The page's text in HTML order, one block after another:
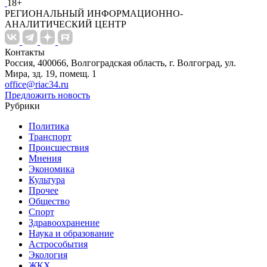
18+
РЕГИОНАЛЬНЫЙ ИНФОРМАЦИОННО-
АНАЛИТИЧЕСКИЙ ЦЕНТР
Контакты
Россия, 400066, Волгоградская область, г. Волгоград, ул.
Мира, зд. 19, помещ. 1
office@riac34.ru
Предложить новость
Рубрики
Политика
Транспорт
Происшествия
Мнения
Экономика
Культура
Прочее
Общество
Спорт
Здравоохранение
Наука и образование
Астрособытия
Экология